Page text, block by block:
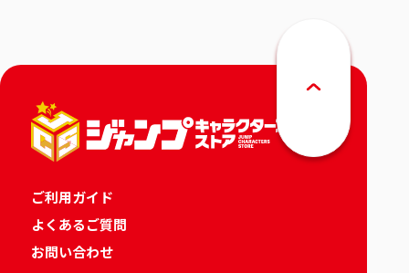
ご利用ガイド
よくあるご質問
お問い合わせ